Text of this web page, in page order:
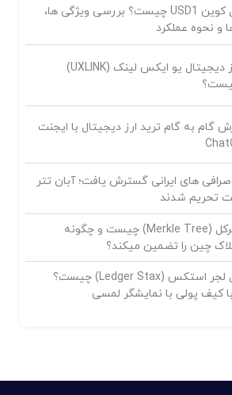
استیبل کوین USD1 چیست؟ بررسی ویژگی ها،
و نحوه عملکرد
ارز دیجیتال یو ایکس لینک (UXLINK)
گام به گام ترید ارز دیجیتال با ایجنت
های ایرانی گسترش یافت؛ آبان تتر
تحریم شدند
درخت مرکل (Merkle Tree) چیست و چگونه
چین را تضمین میکند؟
کیف پول لجر استکس (Ledger Stax) چیست؟
کیف پولی با نمایشگر لمسی